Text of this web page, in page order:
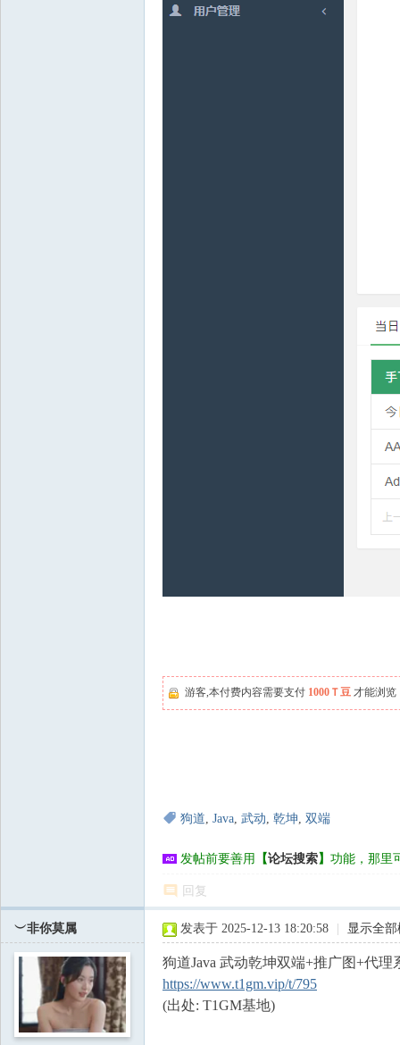
游客,本付费内容需要支付 1000Ｔ豆 才能浏览
狗道, Java, 武动, 乾坤, 双端
发帖前要善用 【论坛搜索】 功能，那里
回复
︶非你莫属 发表于 2025-12-13 18:20:58 显示全
狗道Java 武动乾坤双端+推广图+代理
https://www.t1gm.vip/t/795
(出处: T1GM基地)